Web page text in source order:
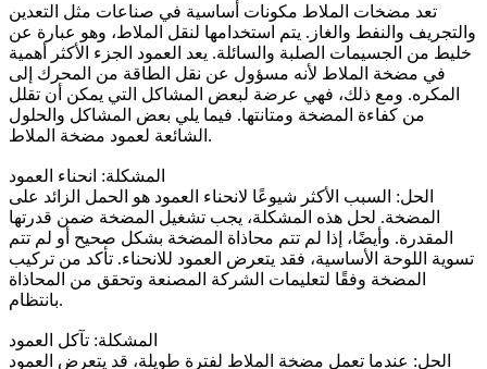
تعد مضخات الملاط مكونات أساسية في صناعات مثل التعدين
والتجريف والنفط والغاز. يتم استخدامها لنقل الملاط، وهو عبارة عن
خليط من الجسيمات الصلبة والسائلة. يعد العمود الجزء الأكثر أهمية
في مضخة الملاط لأنه مسؤول عن نقل الطاقة من المحرك إلى
المكره. ومع ذلك، فهي عرضة لبعض المشاكل التي يمكن أن تقلل
من كفاءة المضخة ومتانتها. فيما يلي بعض المشاكل والحلول
الشائعة لعمود مضخة الملاط.
المشكلة: انحناء العمود
الحل: السبب الأكثر شيوعًا لانحناء العمود هو الحمل الزائد على
المضخة. لحل هذه المشكلة، يجب تشغيل المضخة ضمن قدرتها
المقدرة. وأيضًا، إذا لم تتم محاذاة المضخة بشكل صحيح أو لم تتم
تسوية اللوحة الأساسية، فقد يتعرض العمود للانحناء. تأكد من تركيب
المضخة وفقًا لتعليمات الشركة المصنعة وتحقق من المحاذاة
بانتظام.
المشكلة: تآكل العمود
الحل: عندما تعمل مضخة الملاط لفترة طويلة، قد يتعرض العمود